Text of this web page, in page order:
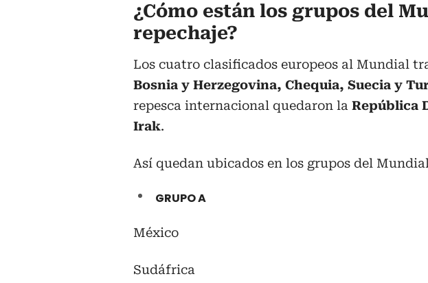
¿Cómo están los grupos del
repechaje?
Los cuatro clasificados europeos al Mundial
Bosnia y Herzegovina, Chequia, Suecia y
repesca internacional quedaron la República
Irak.
Así quedan ubicados en los grupos del Mundial
GRUPO A
México
Sudáfrica